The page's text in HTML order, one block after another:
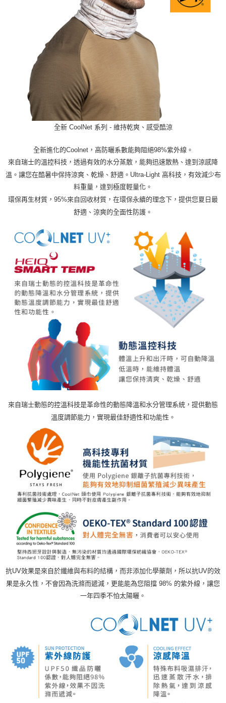
全新 CoolNet 系列 - 維持乾爽、感受酷涼
全新進化的Coolnet，高防曬系數能夠阻絕98%紫外線。
來自瑞士的溫控科技，透過有效的水分蒸散，能夠迅速散熱、達到涼感降
溫。讓您在酷暑中保持涼爽、乾燥、舒適。Ultra-Light 高科技，有效減少布
料重量，達到極度輕量化。
環保再生材質，95%來自回收材質，在環保永續的理念下，提供您夏日最
舒適、涼爽的全面性防護。
來自瑞士動態的控溫科技是革命性的動態降溫和水分管理系統，提供動態
溫度調節能力，實現最佳舒適性和功能性。
抗UV效果是來自於纖維與布料的結構，而非添加化學藥劑，所以抗UV的效
果是永久性，不會因為洗滌而遞減，更能能為您阻擋 98% 的紫外線，讓您
一年四季不怕太陽曬。